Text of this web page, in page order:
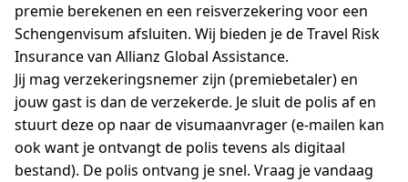
premie berekenen en een reisverzekering voor een
Schengenvisum afsluiten. Wij bieden je de Travel Risk
Insurance van Allianz Global Assistance.
Jij mag verzekeringsnemer zijn (premiebetaler) en
jouw gast is dan de verzekerde. Je sluit de polis af en
stuurt deze op naar de visumaanvrager (e-mailen kan
ook want je ontvangt de polis tevens als digitaal
bestand). De polis ontvang je snel. Vraag je vandaag